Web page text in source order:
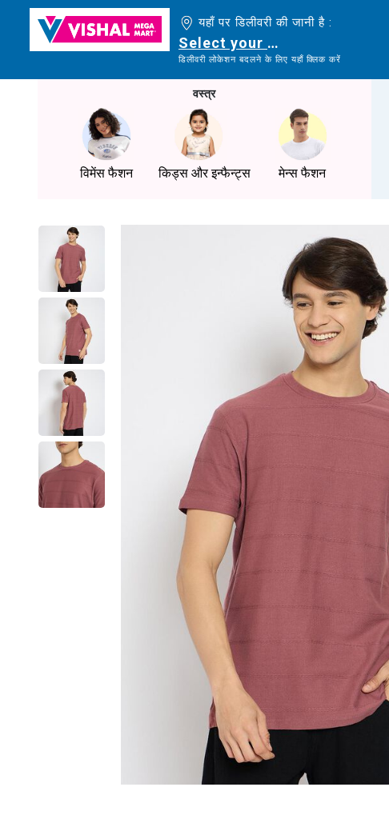
यहाँ पर डिलीवरी की जानी है :
Select your delivery location
डिलीवरी लोकेशन बदलने के लिए यहाँ क्लिक करें
वस्त्र
विमेंस फैशन किड्स और इन्फैन्ट्स मेन्स फैशन